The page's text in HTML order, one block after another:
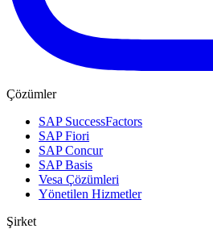
Çözümler
SAP SuccessFactors
SAP Fiori
SAP Concur
SAP Basis
Vesa Çözümleri
Yönetilen Hizmetler
Şirket